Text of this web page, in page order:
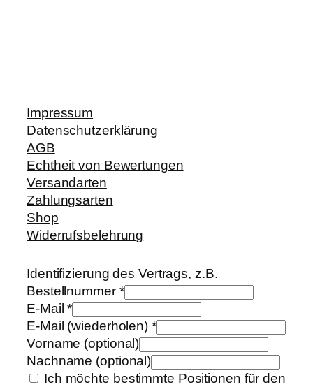
Impressum
Datenschutzerklärung
AGB
Echtheit von Bewertungen
Versandarten
Zahlungsarten
Shop
Widerrufsbelehrung
Identifizierung des Vertrags, z.B.
Bestellnummer *
E-Mail*
E-Mail (wiederholen) *
Vorname (optional)
Nachname (optional)
Ich möchte bestimmte Positionen für den